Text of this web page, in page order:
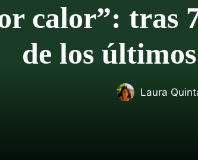
calor”: tras
de los
Laura